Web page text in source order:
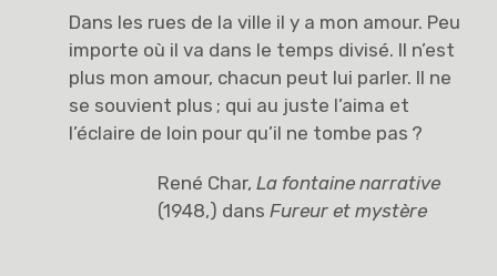
Dans les rues de la ville il y a mon amour. Peu
importe où il va dans le temps divisé. Il n’est
plus mon amour, chacun peut lui parler. Il ne
se souvient plus ; qui au juste l’aima et
l’éclaire de loin pour qu’il ne tombe pas ?
René Char,La fontaine narrative
(1948,) dansFureur et mystère